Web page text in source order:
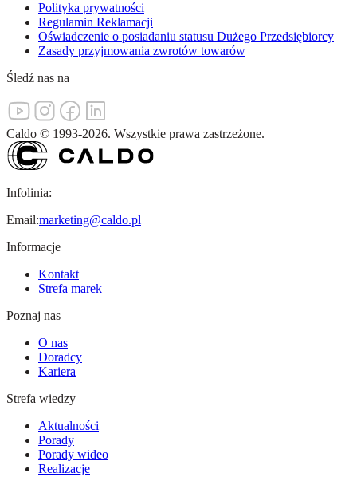
Polityka prywatności
Regulamin Reklamacji
Oświadczenie o posiadaniu statusu Dużego Przedsiębiorcy
Zasady przyjmowania zwrotów towarów
Śledź nas na
Caldo © 1993-2026. Wszystkie prawa zastrzeżone.
Infolinia:
Email:marketing@caldo.pl
Informacje
Kontakt
Strefa marek
Poznaj nas
O nas
Doradcy
Kariera
Strefa wiedzy
Aktualności
Porady
Porady wideo
Realizacje